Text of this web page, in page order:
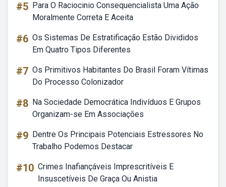
#5 Para O Raciocinio Consequencialista Uma Ação
Moralmente Correta E Aceita
#6 Os Sistemas De Estratificação Estão Divididos
Em Quatro Tipos Diferentes
#7 Os Primitivos Habitantes Do Brasil Foram Vítimas
Do Processo Colonizador
#8 Na Sociedade Democrática Indivíduos E Grupos
Organizam-se Em Associações
#9 Dentre Os Principais Potenciais Estressores No
Trabalho Podemos Destacar
#10 Crimes Inafiançáveis Imprescritíveis E
Insuscetíveis De Graça Ou Anistia